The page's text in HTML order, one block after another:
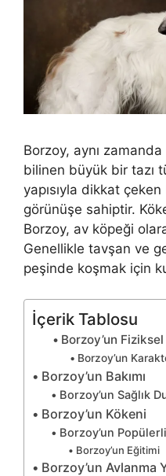
Borzoy, aynı zamanda
bilinen büyük bir tazı
yapısıyla dikkat
görünüşe sahiptir.
Borzoy, av köpeği
Genellikle tavşan ve
peşinde koşmak için
İçerik Tablosu
Borzoy’un
Borzoy’un
Borzoy’un Bakımı
Borzoy’un Sağlık
Borzoy’un Kökeni
Borzoy’un
Borzoy’un Eğitimi
Borzoy’un Avlanma